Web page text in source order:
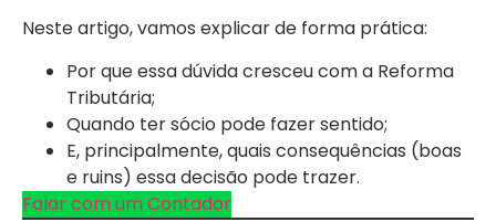
Neste artigo, vamos explicar de forma prática:
Por que essa dúvida cresceu com a Reforma
Tributária;
Quando ter sócio pode fazer sentido;
E, principalmente, quais consequências (boas
e ruins) essa decisão pode trazer.
Falar com um Contador